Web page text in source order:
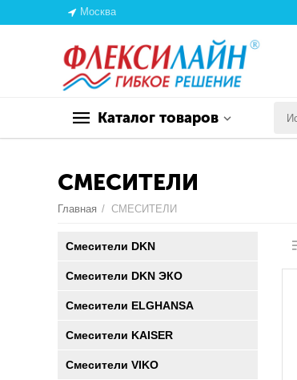
Москва
Каталог товаров
СМЕСИТЕЛИ
Главная / СМЕСИТЕЛИ
Смесители DKN
Смесители DKN ЭКО
Смесители ELGHANSA
Смесители KAISER
Смесители VIKO